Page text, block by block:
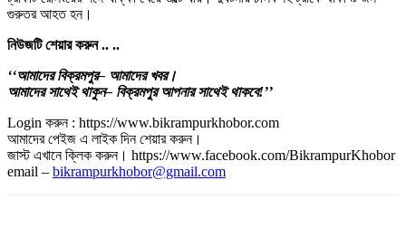
গুরুতর আহত হন।
নিউজটি শেয়ার করুন.. ..
‘‘আমাদের বিক্রমপুর– আমাদের খবর।
আমাদের সাথেই থাকুন– বিক্রমপুর আপনার সাথেই থাকবে!’’
Login করুন : https://www.bikrampurkhobor.com
আমাদের পেইজ এ লাইক দিন শেয়ার করুন।
জাস্ট এখানে ক্লিক করুন। https://www.facebook.com/BikrampurKhobor
email – bikrampurkhobor@gmail.com